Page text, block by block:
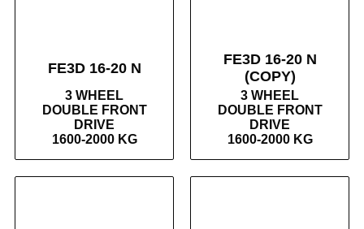
FE3D 16-20 N
3 WHEEL
DOUBLE FRONT
DRIVE
1600-2000 KG
FE3D 16-20 N
(COPY)
3 WHEEL
DOUBLE FRONT
DRIVE
1600-2000 KG